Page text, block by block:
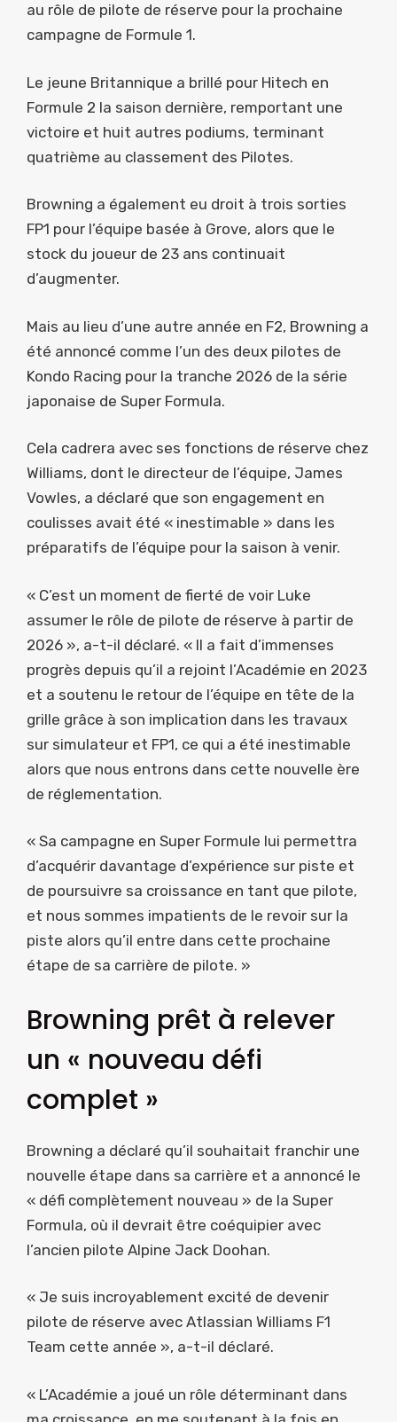
au rôle de pilote de réserve pour la prochaine
campagne de Formule 1.
Le jeune Britannique a brillé pour Hitech en
Formule 2 la saison dernière, remportant une
victoire et huit autres podiums, terminant
quatrième au classement des Pilotes.
Browning a également eu droit à trois sorties
FP1 pour l’équipe basée à Grove, alors que le
stock du joueur de 23 ans continuait
d’augmenter.
Mais au lieu d’une autre année en F2, Browning a
été annoncé comme l’un des deux pilotes de
Kondo Racing pour la tranche 2026 de la série
japonaise de Super Formula.
Cela cadrera avec ses fonctions de réserve chez
Williams, dont le directeur de l’équipe, James
Vowles, a déclaré que son engagement en
coulisses avait été « inestimable » dans les
préparatifs de l’équipe pour la saison à venir.
« C’est un moment de fierté de voir Luke
assumer le rôle de pilote de réserve à partir de
2026 », a-t-il déclaré. « Il a fait d’immenses
progrès depuis qu’il a rejoint l’Académie en 2023
et a soutenu le retour de l’équipe en tête de la
grille grâce à son implication dans les travaux
sur simulateur et FP1, ce qui a été inestimable
alors que nous entrons dans cette nouvelle ère
de réglementation.
« Sa campagne en Super Formule lui permettra
d’acquérir davantage d’expérience sur piste et
de poursuivre sa croissance en tant que pilote,
et nous sommes impatients de le revoir sur la
piste alors qu’il entre dans cette prochaine
étape de sa carrière de pilote. »
Browning prêt à relever
un « nouveau défi
complet »
Browning a déclaré qu’il souhaitait franchir une
nouvelle étape dans sa carrière et a annoncé le
« défi complètement nouveau » de la Super
Formula, où il devrait être coéquipier avec
l’ancien pilote Alpine Jack Doohan.
« Je suis incroyablement excité de devenir
pilote de réserve avec Atlassian Williams F1
Team cette année », a-t-il déclaré.
« L’Académie a joué un rôle déterminant dans